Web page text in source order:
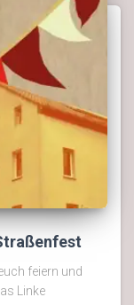
feiern und
Linke